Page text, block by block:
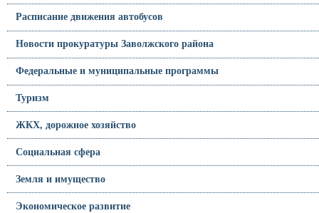
Расписание движения автобусов
Новости прокуратуры Заволжского района
Федеральные и муниципальные программы
Туризм
ЖКХ, дорожное хозяйство
Социальная сфера
Земля и имущество
Экономическое развитие